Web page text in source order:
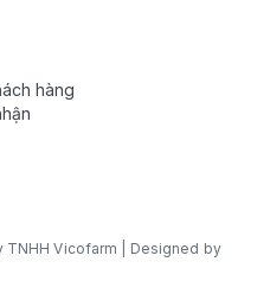
hàng
TNHH Vicofarm | Designed by